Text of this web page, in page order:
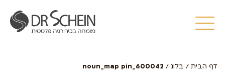
דף הבית / בלוג /
noun_map pin_600042